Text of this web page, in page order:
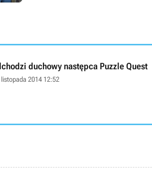
duchowy następca Puzzle Quest
listopada 2014 12:52